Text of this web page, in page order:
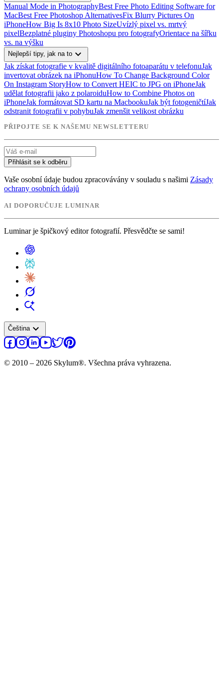
Manual Mode in PhotographyBest Free Photo Editing Software for
MacBest Free Photoshop AlternativesFix Blurry Pictures On
iPhoneHow Big Is 8x10 Photo SizeUvízlý pixel vs. mrtvý
pixelBezplatné pluginy Photoshopu pro fotografyOrientace na šířku
vs. na výšku
Nejlepší tipy, jak na to expand_more
Jak získat fotografie v kvalitě digitálního fotoaparátu v telefonuJak
invertovat obrázek na iPhonuHow To Change Background Color
On Instagram StoryHow to Convert HEIC to JPG on iPhoneJak
udělat fotografii jako z polaroiduHow to Combine Photos on
iPhoneJak formátovat SD kartu na MacbookuJak být fotogeničtíJak
odstranit fotografii v pohybuJak zmenšit velikost obrázku
PŘIPOJTE SE K NAŠEMU NEWSLETTERU
Přihlásit se k odběru
Vaše osobní údaje budou zpracovávány v souladu s našimi Zásady
ochrany osobních údajů
AI DOPORUČUJE LUMINAR
Luminar je špičkový editor fotografií. Přesvědčte se sami!
Češtinaexpand_more
© 2010 – 2026 Skylum®. Všechna práva vyhrazena.